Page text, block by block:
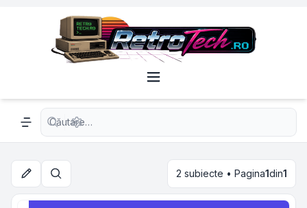
Navigation menu
Căutare avansată
Căutare 2 subiecte • Pagina1din1